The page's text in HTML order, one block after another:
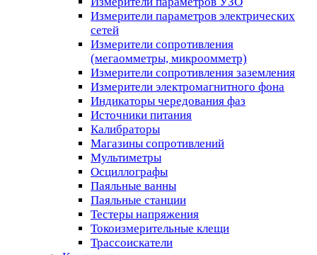
Измерители параметров электрических
сетей
Измерители сопротивления
(мегаомметры, микроомметр)
Измерители сопротивления заземления
Измерители электромагнитного фона
Индикаторы чередования фаз
Источники питания
Калибраторы
Магазины сопротивлений
Мультиметры
Осциллографы
Паяльные ванны
Паяльные станции
Тестеры напряжения
Токоизмерительные клещи
Трассоискатели